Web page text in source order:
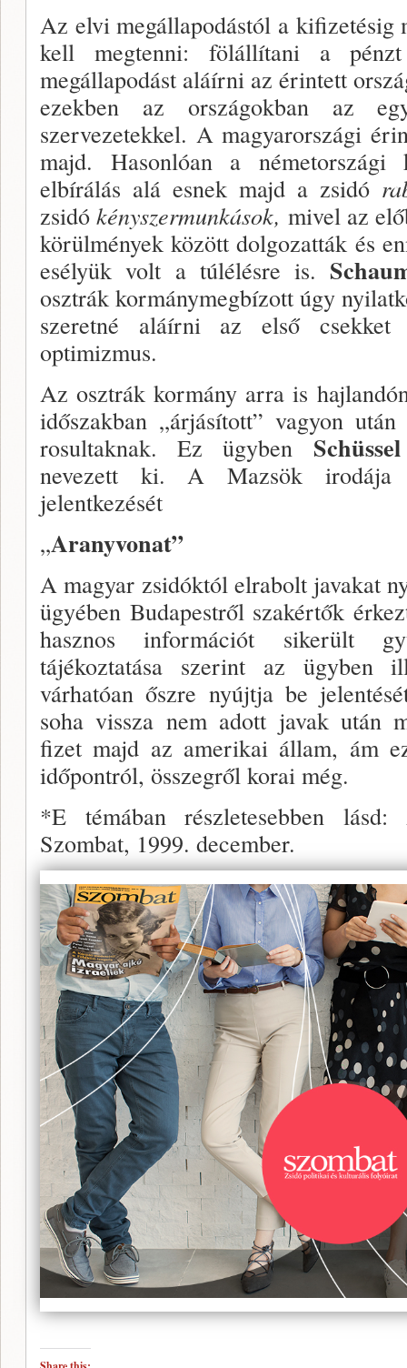
Az elvi megállapodástól a kifizetésig
kell megten­ni: fölállítani a
megállapodást aláírni az érintett
ezekben az országokban az
szervezetekkel. A magyarországi
majd. Hasonló­an a
elbírálás alá esnek majd a zsidó
zsidókényszermunkások, mivel az
körülmények között dolgozat­ták és
esé­lyük volt a túlélésre is.
osztrák kormánymegbízott úgy
szeretné aláírni az első
optimizmus.
Az osztrák kormány arra is
időszakban „árjásí­tott” vagyon
rosultaknak. Ez ügyben Schüssel
nevezett ki. A Mazsök
jelentkezését
„Aranyvonat”
A magyar zsidóktól elrabolt javakat
ügyében Budapestről szakértők
hasznos információt sike­rült
tájékoztatá­sa szerint az ügyben
várhatóan őszre nyújtja be
soha vissza nem adott javak után
fizet majd az amerikai állam, ám
időpont­ról, összegről korai még.
*E témában részletesebben
Szombat, 1999. december.